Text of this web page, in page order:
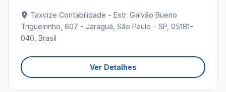
Taxcize Contabilidade - Estr. Galvão Bueno
Trigueirinho, 607 - Jaraguá, São Paulo - SP, 05181-
040, Brasil
Ver Detalhes